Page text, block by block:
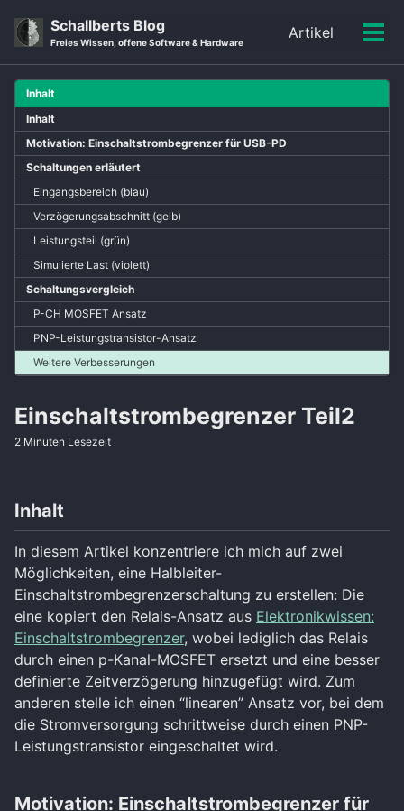
Skip
links
navigation
Schallberts Blog
Freies Wissen, offene Software & Hardware
Artikel
Inhalt
Inhalt
Motivation: Einschaltstrombegrenzer für USB-PD
Schaltungen erläutert
Eingangsbereich (blau)
Verzögerungsabschnitt (gelb)
Leistungsteil (grün)
Simulierte Last (violett)
Schaltungsvergleich
P-CH MOSFET Ansatz
PNP-Leistungstransistor-Ansatz
Weitere Verbesserungen
Einschaltstrombegrenzer Teil2
2 Minuten Lesezeit
Inhalt
In diesem Artikel konzentriere ich mich auf zwei
Möglichkeiten, eine Halbleiter-
Einschaltstrombegrenzerschaltung zu erstellen: Die
eine kopiert den Relais-Ansatz aus Elektronikwissen:
Einschaltstrombegrenzer, wobei lediglich das Relais
durch einen p-Kanal-MOSFET ersetzt und eine besser
definierte Zeitverzögerung hinzugefügt wird. Zum
anderen stelle ich einen “linearen” Ansatz vor, bei dem
die Stromversorgung schrittweise durch einen PNP-
Leistungstransistor eingeschaltet wird.
Motivation: Einschaltstrombegrenzer für